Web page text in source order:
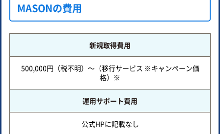
MASONの費用
新規取得費用
500,000円（税不明）～（移行サービス ※キャンペーン価
格）※
運用サポート費用
公式HPに記載なし